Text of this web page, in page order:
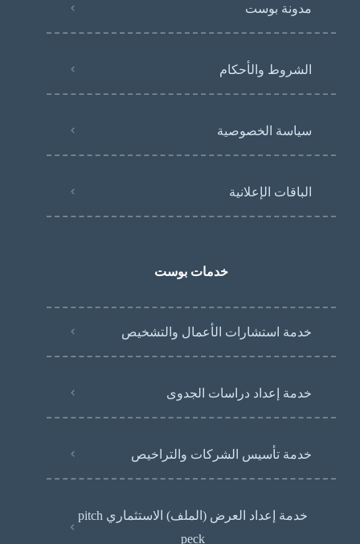
مدونة بوست
الشروط والأحكام
سياسة الخصوصية
الباقات الإعلانية
خدمات بوست
خدمة استشارات الأعمال والتشخيص
خدمة إعداد دراسات الجدوى
خدمة تأسيس الشركات والتراخيص
خدمة إعداد العرض (الملف) الاستثماري pitch
peck